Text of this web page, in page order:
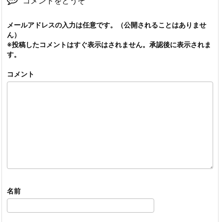
メールアドレスの入力は任意です。（公開されることはありませ
ん）
※投稿したコメントはすぐ表示はされません。承認後に表示されま
す。
コメント
名前